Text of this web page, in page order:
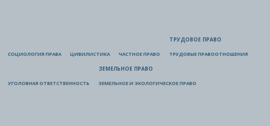
СОЦИОЛОГИЯ ПРАВА ЦИВИЛИСТИКА ЧАСТНОЕ ПРАВО
ТРУДОВОЕ ПРАВО
ТРУДОВЫЕ ПРАВООТНОШЕНИЯ
УГОЛОВНАЯ ОТВЕТСТВЕННОСТЬ
ЗЕМЕЛЬНОЕ ПРАВО
ЗЕМЕЛЬНОЕ И ЭКОЛОГИЧЕСКОЕ ПРАВО